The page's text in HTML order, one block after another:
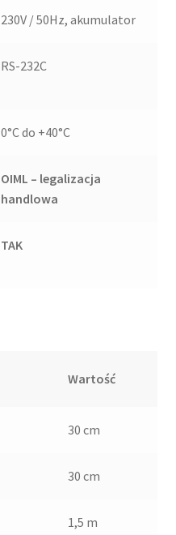
230V / 50Hz, akumulator
RS-232C
0°C do +40°C
OIML – legalizacja
handlowa
TAK
Wartość
30 cm
30 cm
1,5 m